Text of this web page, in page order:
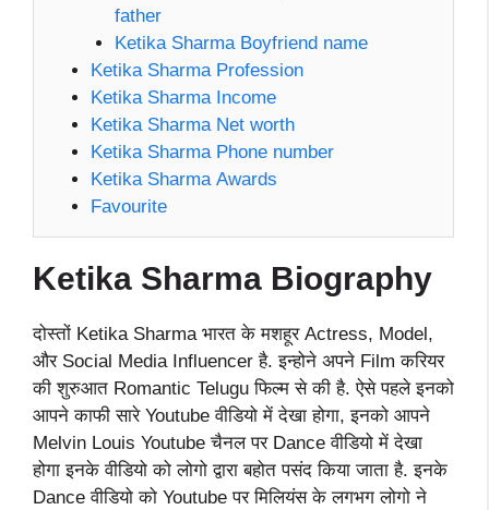
father
Ketika Sharma Boyfriend name
Ketika Sharma Profession
Ketika Sharma Income
Ketika Sharma Net worth
Ketika Sharma Phone number
Ketika Sharma Awards
Favourite
Ketika Sharma Biography
दोस्तों Ketika Sharma भारत के मशहूर Actress, Model,
और Social Media Influencer है. इन्होने अपने Film करियर
की शुरुआत Romantic Telugu फिल्म से की है. ऐसे पहले इनको
आपने काफी सारे Youtube वीडियो में देखा होगा, इनको आपने
Melvin Louis Youtube चैनल पर Dance वीडियो में देखा
होगा इनके वीडियो को लोगो द्वारा बहोत पसंद किया जाता है. इनके
Dance वीडियो को Youtube पर मिलियंस के लगभग लोगो ने